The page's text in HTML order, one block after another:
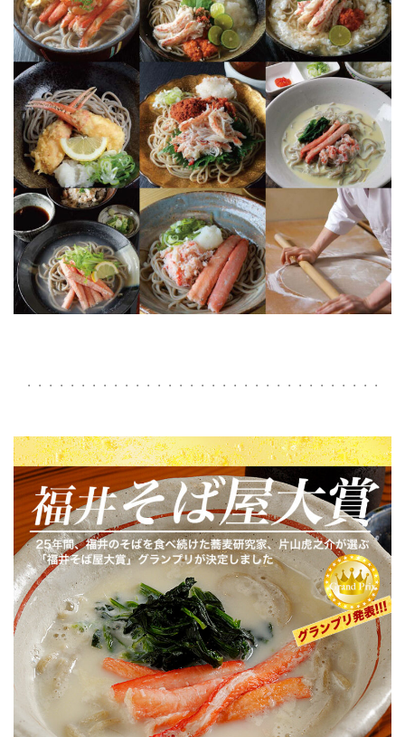
・・・・・・・・・・・・・・・・・・・・・・・・・・・・・・・・・